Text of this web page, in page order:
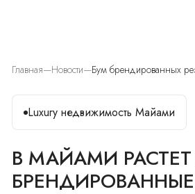
Главная Новости Бум брендированных
Luxury недвижимость Майами
В МАЙАМИ
БРЕНДИРОВАННЫЕ